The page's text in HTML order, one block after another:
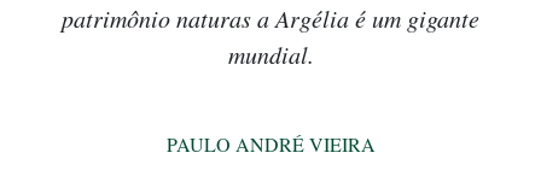
patrimônio naturas a Argélia é um gigante
mundial.
PAULO ANDRÉ VIEIRA